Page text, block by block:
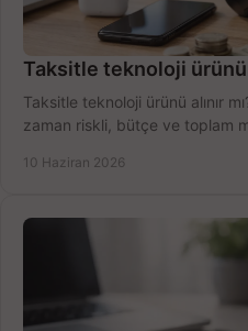
Taksitle teknoloji ürünü
Taksitle teknoloji ürünü alınır
zaman riskli, bütçe ve toplam
10 Haziran 2026